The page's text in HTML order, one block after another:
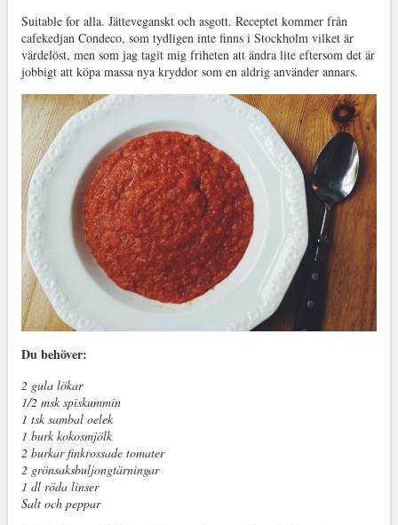
Suitable for alla. Jätteveganskt och asgott. Receptet kommer från
cafekedjan Condeco, som tydligen inte finns i Stockholm vilket är
värdelöst, men som jag tagit mig friheten att ändra lite eftersom det är
jobbigt att köpa massa nya kryddor som en aldrig använder annars.
Du behöver:
2 gula lökar
1/2 msk spiskummin
1 tsk sambal oelek
1 burk kokosmjölk
2 burkar finkrossade tomater
2 grönsaksbuljongtärningar
1 dl röda linser
Salt och peppar